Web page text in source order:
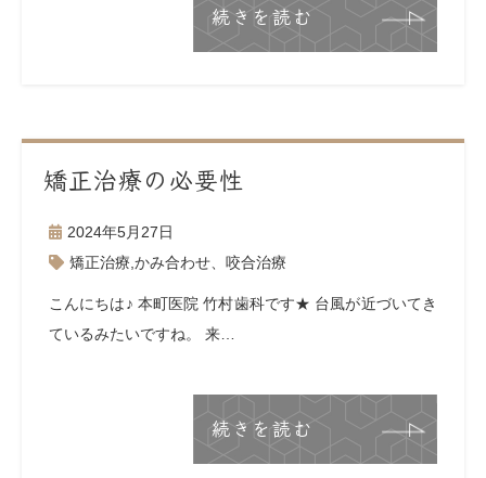
続きを読む
矯正治療の必要性
2024年5月27日
矯正治療 かみ合わせ、咬合治療
こんにちは♪ 本町医院 竹村歯科です★ 台風が近づいてき
ているみたいですね。 来…
続きを読む